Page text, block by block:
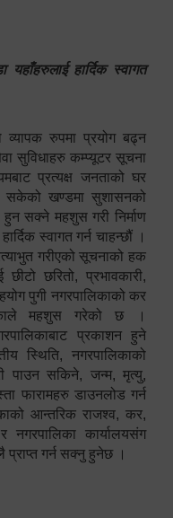
हार्दिक स्वागत
रुपमा प्रयोग बढ्न
सुविधाहरु कम्प्यूटर सूचना
प्रत्यक्ष जनताको घर
सकेको खण्डमा सुशासनको
हुन सक्ने महशुस गरी निर्माण
स्वागत गर्न चाहन्छौं ।
गरीएको सूचनाको हक
छरितो, प्रभावकारी,
पुगी नगरपालिकाको कर
महशुस गरेको छ ।
प्रकाशन हुने
स्थिति, नगरपालिकाको
पाउन सकिने, जन्म, मृत्यु,
फारामहरु डाउनलोड गर्न
आन्तरिक राजश्व, कर,
नगरपालिका कार्यालयसंग
प्राप्त गर्न सक्नु हुनेछ ।